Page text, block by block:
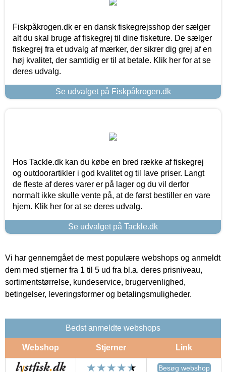
Fiskpåkrogen.dk er en dansk fiskegrejsshop der sælger
alt du skal bruge af fiskegrej til dine fisketure. De sælger
fiskegrej fra et udvalg af mærker, der sikrer dig grej af en
høj kvalitet, der samtidig er til at betale. Klik her for at se
deres udvalg.
Se udvalget på Fiskpåkrogen.dk
Hos Tackle.dk kan du købe en bred række af fiskegrej
og outdoorartikler i god kvalitet og til lave priser. Langt
de fleste af deres varer er på lager og du vil derfor
normalt ikke skulle vente på, at de først bestiller en vare
hjem. Klik her for at se deres udvalg.
Se udvalget på Tackle.dk
Vi har gennemgået de mest populære webshops og anmeldt
dem med stjerner fra 1 til 5 ud fra bl.a. deres prisniveau,
sortimentstørrelse, kundeservice, brugervenlighed,
betingelser, leveringsformer og betalingsmuligheder.
Bedst anmeldte webshops
Webshop Stjerner Link
Besøg webshop